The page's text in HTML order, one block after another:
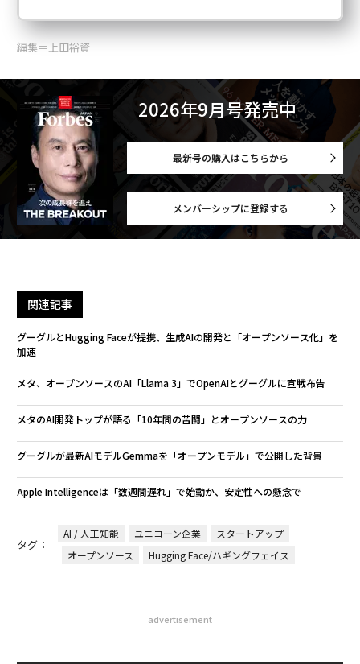
編集＝上田裕資
2026年9月号発売中
最新号の購入はこちらから
メンバーシップに登録する
関連記事
グーグルとHugging Faceが提携、生成AIの開発と「オープンソース化」を
加速
メタ、オープンソースのAI「Llama 3」でOpenAIとグーグルに宣戦布告
メタのAI開発トップが語る「10年間の苦闘」とオープンソースの力
グーグルが最新AIモデルGemmaを「オープンモデル」で公開した背景
Apple Intelligenceは「数週間遅れ」で始動か、安定性への懸念で
タグ：
AI / 人工知能 ユニコーン企業
スタートアップ
オープンソース
Hugging Face/ハギングフェイス
advertisement